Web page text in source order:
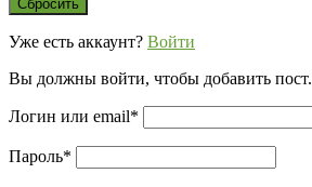
Уже есть аккаунт? Войти
Вы должны войти, чтобы добавить пост.
Логин или email*
Пароль*